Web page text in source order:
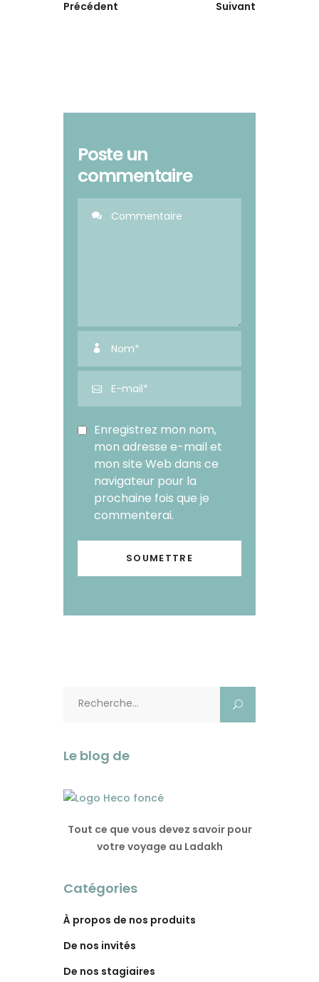
Précédent Suivant
Poste un
commentaire
Enregistrez mon nom,
mon adresse e-mail et
mon site Web dans ce
navigateur pour la
prochaine fois que je
commenterai.
Le blog de
Tout ce que vous devez savoir pour
votre voyage au Ladakh
Catégories
À propos de nos produits
De nos invités
De nos stagiaires